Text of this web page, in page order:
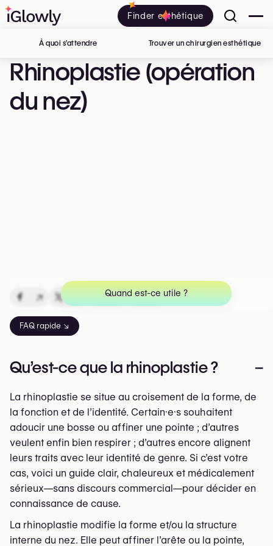
Finder esthétique
Rhinoplastie (opération
du nez)
À quoi s’attendre Trouver un chirurgien esthétique
FAQ rapide ↘
↗ ↗ ↗ ↗
Qu’est-ce que la rhinoplastie ? –
La rhinoplastie se situe au croisement de la forme, de
la fonction et de l’identité. Certain·e·s souhaitent
adoucir une bosse ou affiner une pointe ; d’autres
veulent enfin bien respirer ; d’autres encore alignent
leurs traits avec leur identité de genre. Si c’est votre
cas, voici un guide clair, chaleureux et médicalement
sérieux—sans discours commercial—pour décider en
connaissance de cause.
La rhinoplastie modifie la forme et/ou la structure
interne du nez. Elle peut affiner l’arête ou la pointe,
Quand est-ce utile ?